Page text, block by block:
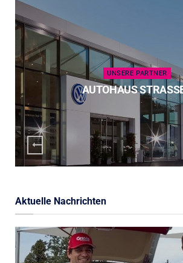
UNSERE PARTNER
AUTOHAUS
Aktuelle Nachrichten